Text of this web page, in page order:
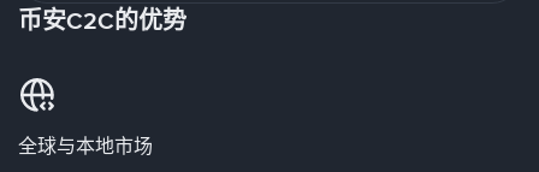
币安C2C的优势
全球与本地市场